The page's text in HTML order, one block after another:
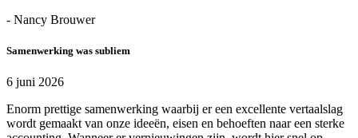
- Nancy Brouwer
Samenwerking was subliem
6 juni 2026
Enorm prettige samenwerking waarbij er een excellente vertaalslag
wordt gemaakt van onze ideeën, eisen en behoeften naar een sterke